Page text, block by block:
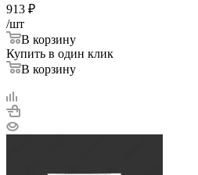
913 ₽
/шт
В корзину
Купить в один клик
В корзину